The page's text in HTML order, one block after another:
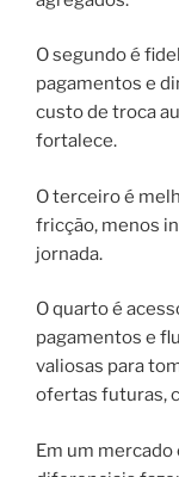
O segundo é
pagamentos e
custo de troca
fortalece.
O terceiro é
fricção, menos
jornada.
O quarto é
pagamentos e
valiosas para
ofertas futuras,
Em um